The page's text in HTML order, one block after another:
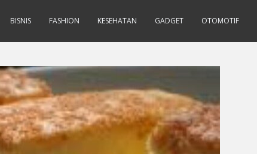
BISNIS FASHION KESEHATAN GADGET OTOMOTIF